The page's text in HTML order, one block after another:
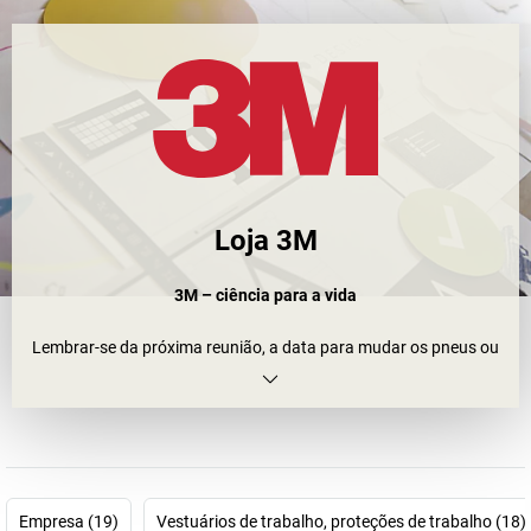
Loja 3M
3M – ciência para a vida
Lembrar-se da próxima reunião, a data para mudar os pneus ou
dos vocábulos ao aprender línguas. O que não esqueceríamos se
que inicialmente se poderia suspeitar. Mas antes por causa das
Empresa (19) Vestuários de trabalho, proteções de trabalho (18)